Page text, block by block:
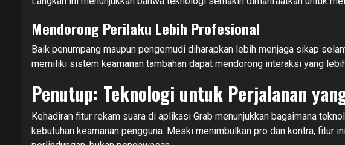
Mendorong Perilaku Lebih Profesional
Baik penumpang maupun pengemudi diharapkan lebih menjaga sikap
memiliki sistem keamanan tambahan dapat mendorong interaksi yang
Penutup: Teknologi untuk Perjalanan
Kehadiran fitur rekam suara di aplikasi Grab menunjukkan bagaimana
kebutuhan keamanan pengguna. Meski menimbulkan pro dan kontra, fitur